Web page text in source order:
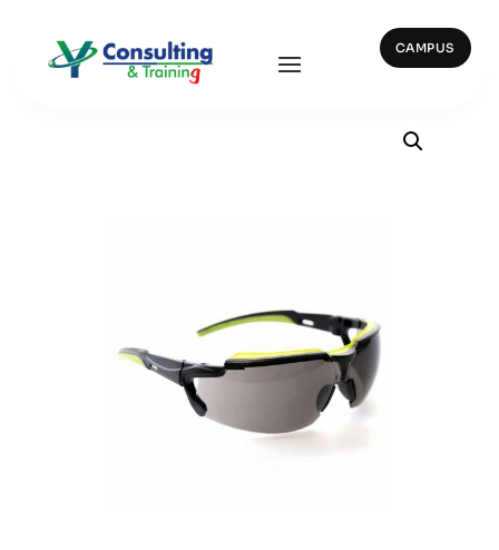
CAMPUS
Inicio Ocular y Facial / 10002 — POMPEIA SMOKED